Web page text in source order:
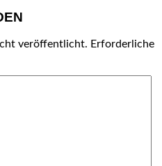
veröffentlicht. Erforderliche